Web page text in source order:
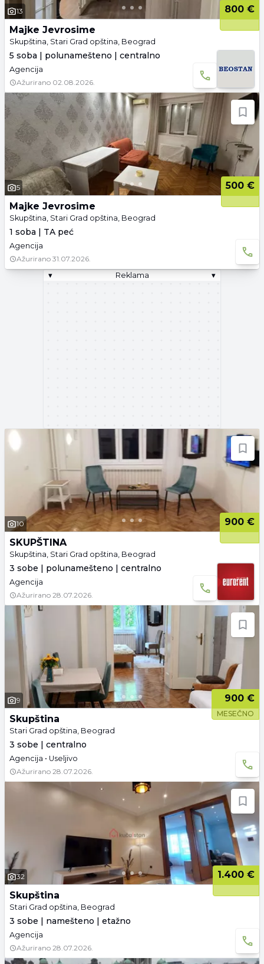
13
800 €
Majke Jevrosime
Skupština, Stari Grad opština, Beograd
5 soba | polunamešteno | centralno
Agencija
Ažurirano 02.08.2026.
5
500 €
Majke Jevrosime
Skupština, Stari Grad opština, Beograd
1 soba | TA peć
Agencija
Ažurirano 31.07.2026.
▾
Reklama ▾
10
900 €
SKUPŠTINA
Skupština, Stari Grad opština, Beograd
3 sobe | polunamešteno | centralno
Agencija
Ažurirano 28.07.2026.
9 900 €
MESEČNO
Skupština
Stari Grad opština, Beograd
3 sobe | centralno
Agencija • Useljivo
Ažurirano 28.07.2026.
32
1.400 €
Skupština
Stari Grad opština, Beograd
3 sobe | namešteno | etažno
Agencija
Ažurirano 28.07.2026.